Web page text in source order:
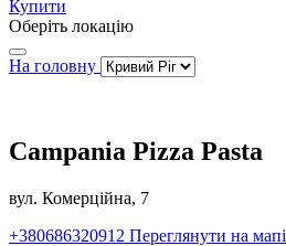
Купити
Оберіть локацію
На головну
Campania Pizza Pasta
вул. Комерційна, 7
+380686320912 Переглянути на мапі